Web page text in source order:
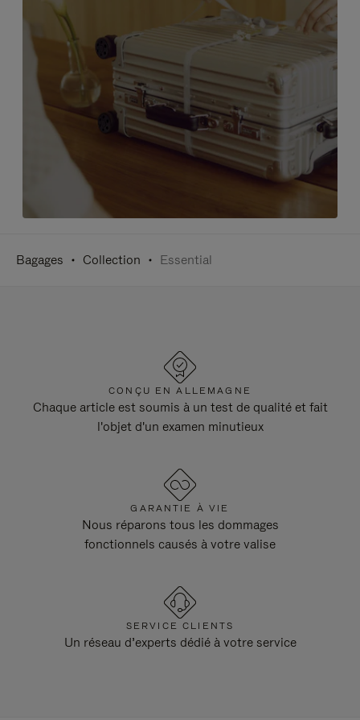
Bagages Collection Essential
CONÇU EN ALLEMAGNE
Chaque article est soumis à un test de qualité et fait
l'objet d'un examen minutieux
GARANTIE À VIE
Nous réparons tous les dommages
fonctionnels causés à votre valise
SERVICE CLIENTS
Un réseau d’experts dédié à votre service